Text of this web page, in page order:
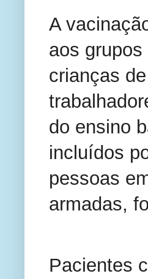
A
aos
crianças
do ensino
incluídos
pessoas
armadas,
Pacientes